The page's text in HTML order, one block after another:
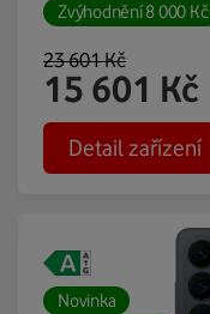
Zvýhodnění8 000 Kč
23 601Kč
15 601 Kč
Detail zařízení
Novinka